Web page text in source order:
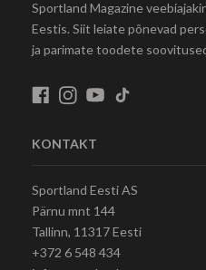
Sportland Magazine
Eestis. Siit leiate põnevad
ja parimate toodete
KONTAKT
Sportland Eesti AS
Pärnu mnt 144
Tallinn, 11317 Eesti
+372 6 548 434